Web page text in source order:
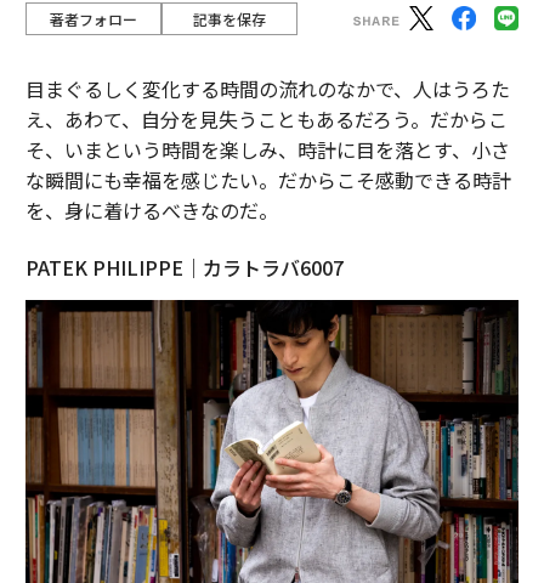
著者フォロー 記事を保存
目まぐるしく変化する時間の流れのなかで、人はうろた
え、あわて、自分を見失うこともあるだろう。だからこ
そ、いまという時間を楽しみ、時計に目を落とす、小さ
な瞬間にも幸福を感じたい。だからこそ感動できる時計
を、身に着けるべきなのだ。
PATEK PHILIPPE｜カラトラバ6007